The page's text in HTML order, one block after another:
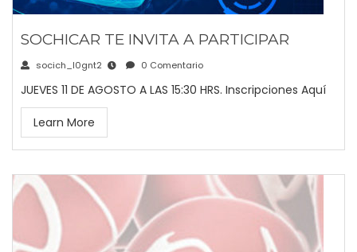
SOCHICAR TE INVITA A PARTICIPAR
socich_l0gnt2 0 Comentario
JUEVES 11 DE AGOSTO A LAS 15:30 HRS. Inscripciones Aquí
Learn More